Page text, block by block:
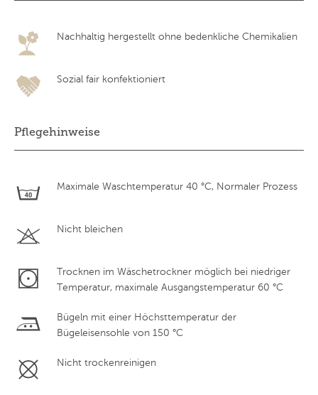
Nachhaltig hergestellt ohne bedenkliche Chemikalien
Sozial fair konfektioniert
Pflegehinweise
Maximale Waschtemperatur 40 °C, Normaler Prozess
Nicht bleichen
Trocknen im Wäschetrockner möglich bei niedriger
Temperatur, maximale Ausgangstemperatur 60 °C
Bügeln mit einer Höchsttemperatur der
Bügeleisensohle von 150 °C
Nicht trockenreinigen